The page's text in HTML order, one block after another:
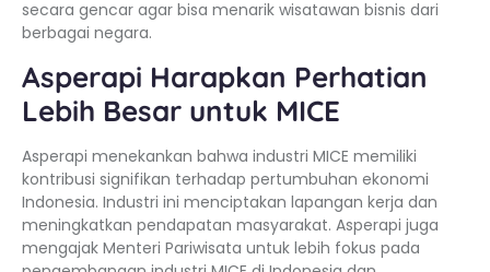
secara gencar agar bisa menarik wisatawan bisnis dari
berbagai negara.
Asperapi Harapkan Perhatian
Lebih Besar untuk MICE
Asperapi menekankan bahwa industri MICE memiliki
kontribusi signifikan terhadap pertumbuhan ekonomi
Indonesia. Industri ini menciptakan lapangan kerja dan
meningkatkan pendapatan masyarakat. Asperapi juga
mengajak Menteri Pariwisata untuk lebih fokus pada